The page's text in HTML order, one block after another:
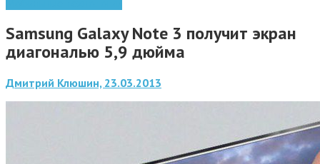
Samsung Galaxy Note 3 получит экран
диагональю 5,9 дюйма
Дмитрий Клюшин, 23.03.2013